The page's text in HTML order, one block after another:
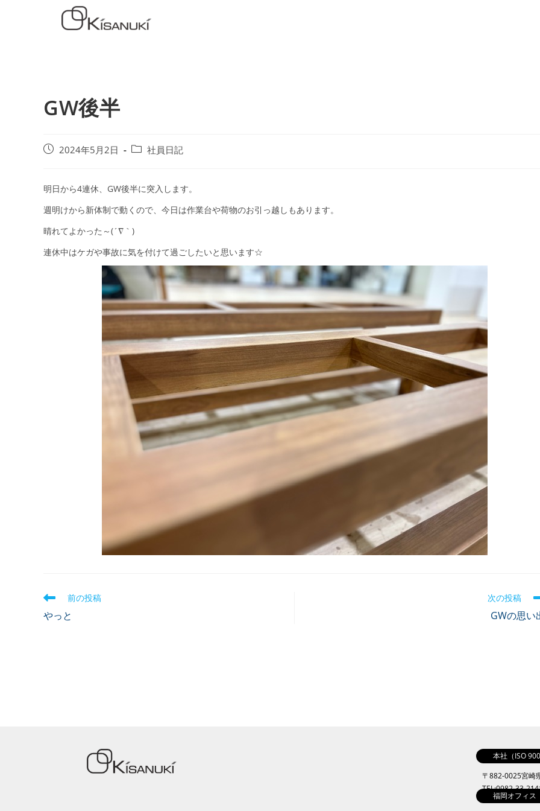
GW後半
2024年5月2日 社員日記
明日から4連休、GW後半に突入します。
週明けから新体制で動くので、今日は作業台や荷物のお引っ越しもあります。
晴れてよかった～(´∇｀)
連休中はケガや事故に気を付けて過ごしたいと思います☆
前の投稿
やっと
次の投稿
GWの思い
本社（ISO
〒882-0025宮崎
TEL:0982-33-
福岡オフィス